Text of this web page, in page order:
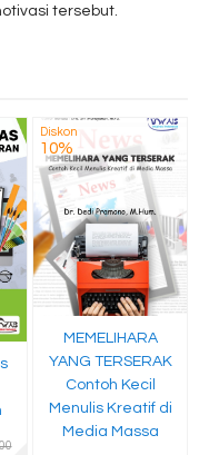
tersebut.
Diskon
10%
MEMELIHARA
YANG TERSERAK
Contoh Kecil
Menulis Kreatif di
Media Massa